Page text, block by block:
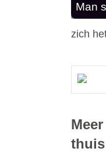
Man
zich
thuis